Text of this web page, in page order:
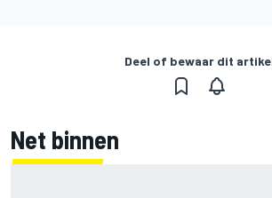
Deel of bewaar dit
Net binnen